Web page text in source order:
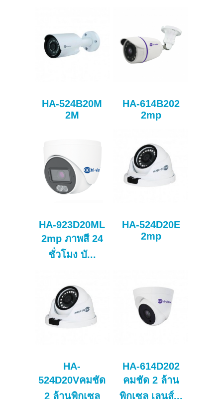
HA-524B20M
2M
HA-614B202
2mp
HA-923D20ML
2mp ภาพสี 24
ชั่วโมง บั...
HA-524D20E
2mp
HA-
524D20Vคมชัด
2 ล้านพิกเซล
HA-614D202
คมชัด 2 ล้าน
พิกเซล เลนส์...